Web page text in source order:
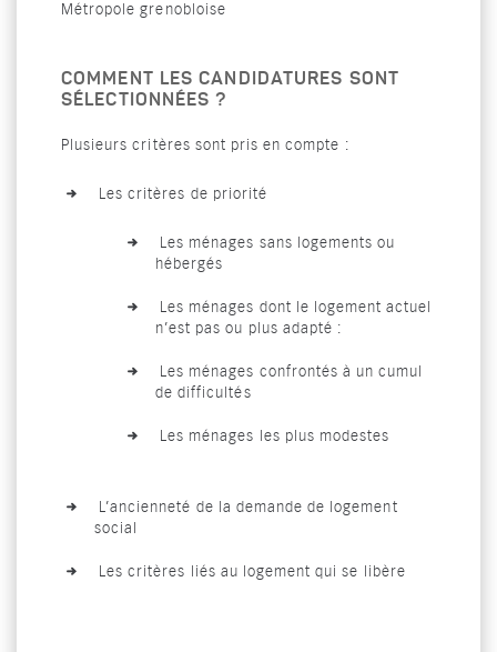
Métropole grenobloise
COMMENT LES CANDIDATURES SONT
SÉLECTIONNÉES ?
Plusieurs critères sont pris en compte :
Les critères de priorité
Les ménages sans logements ou
hébergés
Les ménages dont le logement actuel
n’est pas ou plus adapté :
Les ménages confrontés à un cumul
de difficultés
Les ménages les plus modestes
L’ancienneté de la demande de logement
social
Les critères liés au logement qui se libère